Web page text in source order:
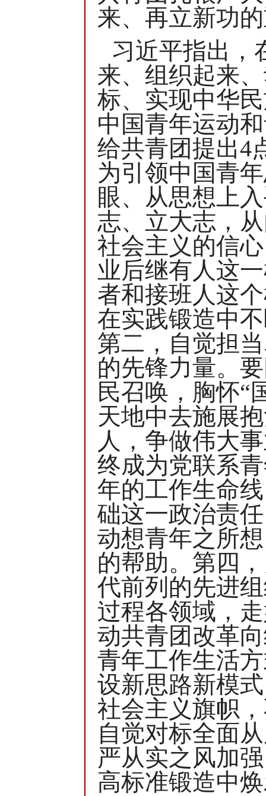
来、再立新功
习近平指出，
来、组织起来
标、实现中华
中国青年运动
给共青团提出4
为引领中国青
眼、从思想上
志、立大志，
社会主义的信
业后继有人这
者和接班人这
在实践锻造中
第二，自觉担
的先锋力量。
民召唤，胸怀“
天地中去施展
人，争做伟大
终成为党联系
年的工作生命
础这一政治责
动想青年之所
的帮助。第四
代前列的先进
过程各领域，
动共青团改革
青年工作生活
设新思路新模
社会主义旗帜
自觉对标全面
严从实之风加
高标准锻造中